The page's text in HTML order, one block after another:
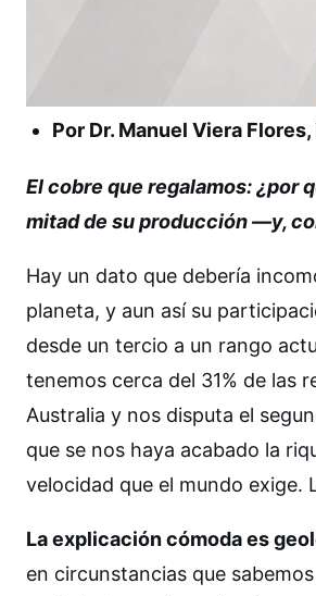
Por Dr. Manuel Viera
El cobre que regalamos: ¿por
mitad de su producción —y,
Hay un dato que debería
planeta, y aun así su
desde un tercio a un rango
tenemos cerca del 31% de las
Australia y nos disputa el
que se nos haya acabado la
velocidad que el mundo exige.
La explicación cómoda es
en circunstancias que